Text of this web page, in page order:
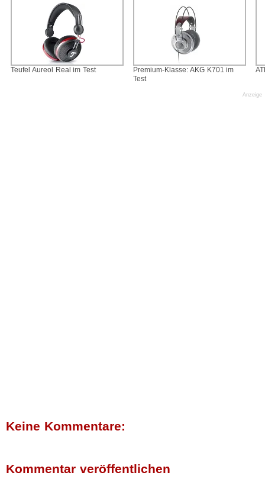
Teufel Aureol Real im Test
Premium-Klasse: AKG K701 im
Test
Anzeige
Keine Kommentare:
Kommentar veröffentlichen